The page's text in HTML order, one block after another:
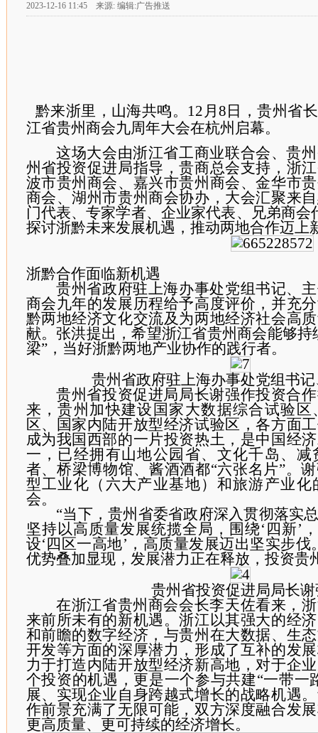
2023-12-16 11:45 来源: 编辑:广告推送
黔来浙里，山海共鸣。 12 月8 日，贵州省
江省贵州商会九周年大会在杭州启幕。
这场大会由浙江省工商业联合会、贵
州省投资促进局指导，贵商总会支持，浙
波市贵州商会、嘉兴市贵州商会、金华市
商会、湖州市贵州商会协办，大会汇聚来
门代表、专家学者、企业家代表、兄弟商会
探讨浙黔未来发展机遇，推动两地合作迈上
浙黔合作面临新机遇
贵州省政府驻上海办事处党组书记、
商会九年的发展历程给予高度评价，并充
黔两地经济文化交流及为两地经济社会高
献。张洪提出，希望浙江省贵州商会能够持
梁”，当好浙黔两地产业协作的践行者。
贵州省政府驻上海办事处党组书
贵州省投资促进局局长谢强作投资合
来，贵州加快建设国家大数据综合试验区
区、国家内陆开放型经济试验区，各方面
成为我国西部的一片投资热土，是中国经
一，已经拥有山地公园省、文化千岛、
者、桥梁博物馆、酱酒酒都“六张名片”。
型工业化（六大产业基地）和旅游产业化
会。
“当下，贵州省委省政府深入贯彻落实
坚持以高质量发展统揽全局，围绕‘四新’
设‘四区一高地’，高质量发展迈出坚实步伐
优势叠加显现，发展潜力正在释放，投资贵
贵州省投资促进局局长谢
在浙江省贵州商会会长李天佐看来，
来前所未有的新机遇。浙江以其强大的经
和前瞻的数字经济，与贵州在大数据、生
开发等方面的深厚潜力，形成了互补的发
力于打造内陆开放型经济新高地，对于企
个投资的机遇，更是一个参与共建“一带一
展、实现企业自身跨越式增长的战略机遇
作前景充满了无限可能，双方深度融合发
更高质量、更可持续的经济增长。